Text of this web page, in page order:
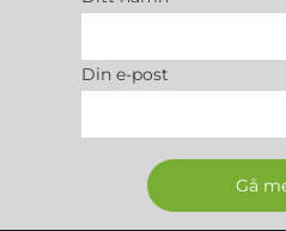
Din e-post